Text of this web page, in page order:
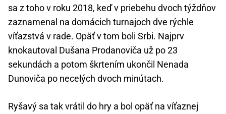
sa z toho v roku 2018, keď v priebehu dvoch týždňov
zaznamenal na domácich turnajoch dve rýchle
víťazstvá v rade. Opäť v tom boli Srbi. Najprv
knokautoval Dušana Prodanoviča už po 23
sekundách a potom škrtením ukončil Nenada
Dunoviča po necelých dvoch minútach.
Ryšavý sa tak vrátil do hry a bol opäť na víťaznej